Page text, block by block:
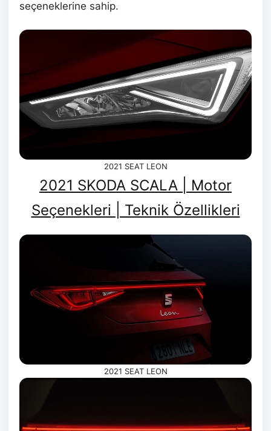
seçeneklerine sahip.
2021 SEAT LEON
2021 SKODA SCALA | Motor
Seçenekleri | Teknik Özellikleri
2021 SEAT LEON